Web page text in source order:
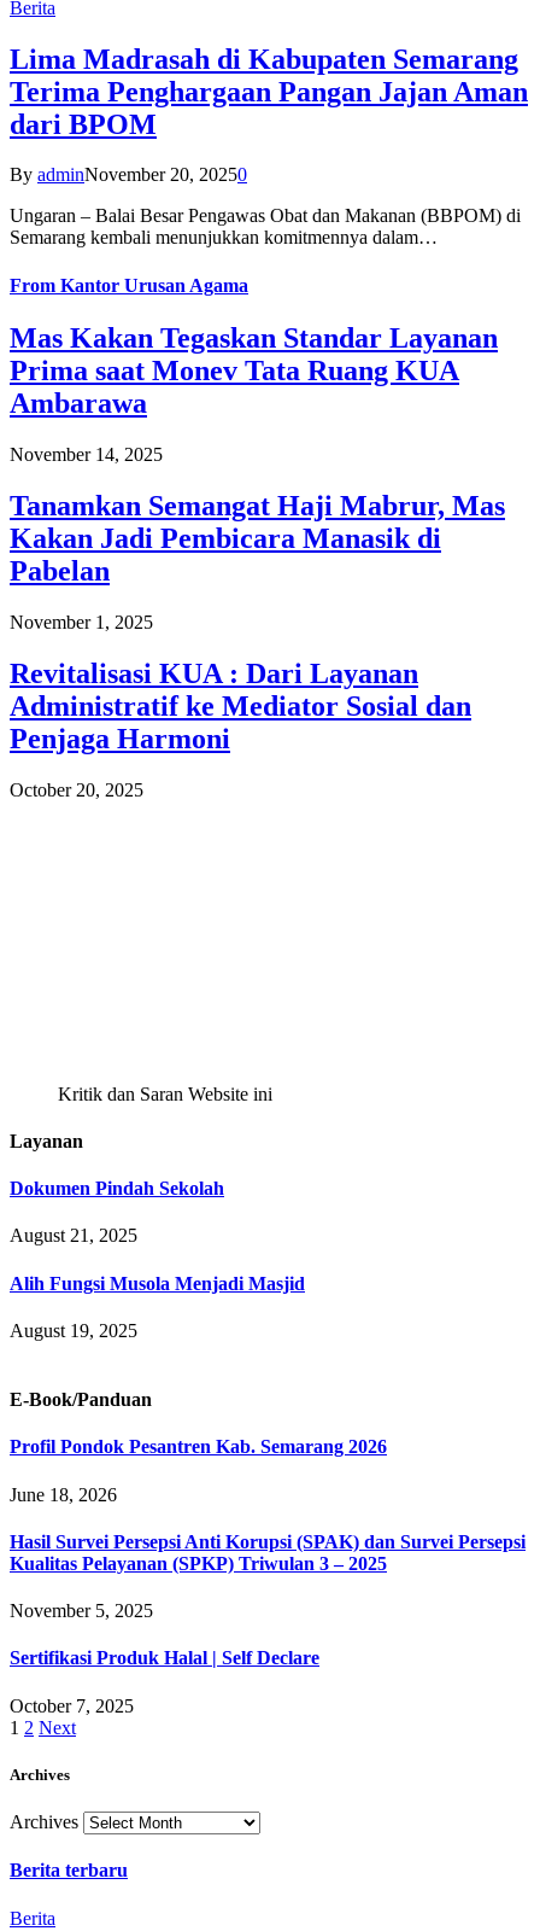
Berita
Lima Madrasah di Kabupaten Semarang
Terima Penghargaan Pangan Jajan Aman
dari BPOM
By adminNovember 20, 20250
Ungaran – Balai Besar Pengawas Obat dan Makanan (BBPOM) di
Semarang kembali menunjukkan komitmennya dalam…
From Kantor Urusan Agama
Mas Kakan Tegaskan Standar Layanan
Prima saat Monev Tata Ruang KUA
Ambarawa
November 14, 2025
Tanamkan Semangat Haji Mabrur, Mas
Kakan Jadi Pembicara Manasik di
Pabelan
November 1, 2025
Revitalisasi KUA : Dari Layanan
Administratif ke Mediator Sosial dan
Penjaga Harmoni
October 20, 2025
Kritik dan Saran Website ini
Layanan
Dokumen Pindah Sekolah
August 21, 2025
Alih Fungsi Musola Menjadi Masjid
August 19, 2025
E-Book/Panduan
Profil Pondok Pesantren Kab. Semarang 2026
June 18, 2026
Hasil Survei Persepsi Anti Korupsi (SPAK) dan Survei Persepsi
Kualitas Pelayanan (SPKP) Triwulan 3 – 2025
November 5, 2025
Sertifikasi Produk Halal | Self Declare
October 7, 2025
1 2 Next
Archives
Archives
Berita terbaru
Berita